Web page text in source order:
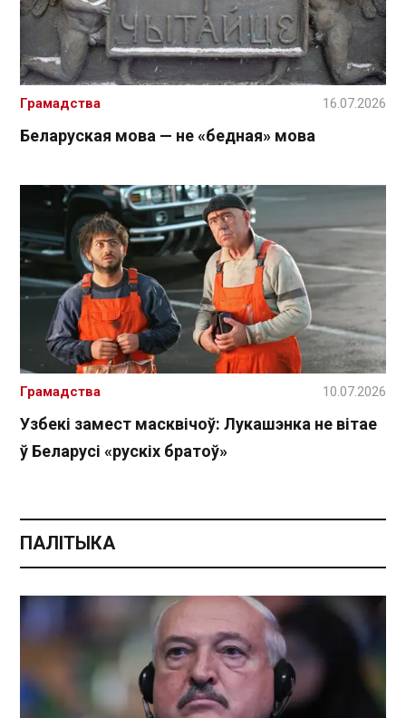
Беларуская мова — не «бедная» мова
Грамадства 16.07.2026
Узбекі замест масквічоў: Лукашэнка не вітае
ў Беларусі «рускіх братоў»
Грамадства 10.07.2026
ПАЛІТЫКА